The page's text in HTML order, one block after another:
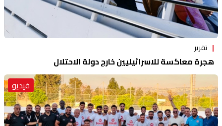
تقرير
هجرة معاكسة للاسرائيليين خارج دولة الاحتلال
فيديو